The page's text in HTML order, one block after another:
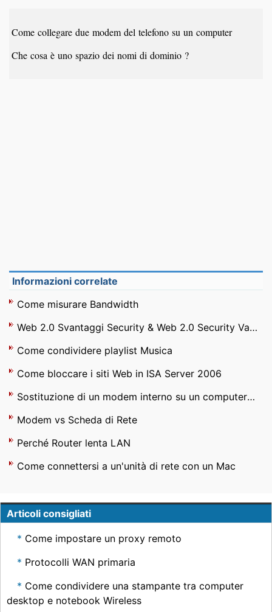
Come collegare due modem del telefono su un computer
Che cosa è uno spazio dei nomi di dominio ?
Informazioni correlate
Come misurare Bandwidth
Web 2.0 Svantaggi Security & Web 2.0 Security Vantaggi
Come condividere playlist Musica
Come bloccare i siti Web in ISA Server 2006
Sostituzione di un modem interno su un computer Dell
Modem vs Scheda di Rete
Perché Router lenta LAN
Come connettersi a un'unità di rete con un Mac
Articoli consigliati
Come impostare un proxy remoto
Protocolli WAN primaria
Come condividere una stampante tra computer
desktop e notebook Wireless